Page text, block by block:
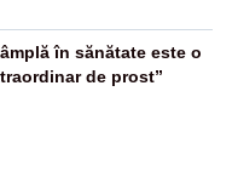
în sănătate este o
de prost”